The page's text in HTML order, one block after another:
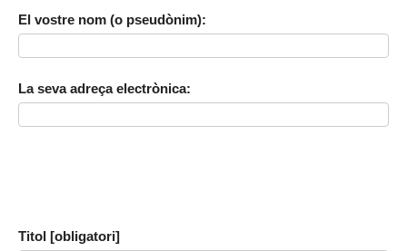
El vostre nom (o pseudònim):
La seva adreça electrònica:
Titol [obligatori]